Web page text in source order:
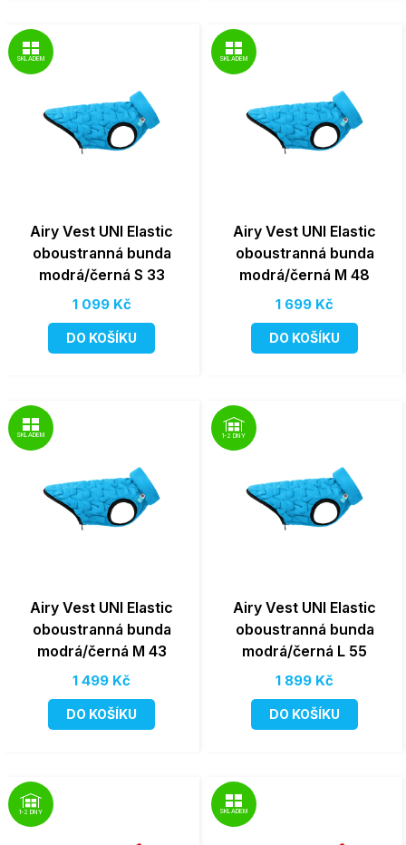
SKLADEM
Airy Vest UNI Elastic
oboustranná bunda
modrá/černá S 33
1 099 Kč
DO KOŠÍKU
SKLADEM
Airy Vest UNI Elastic
oboustranná bunda
modrá/černá M 48
1 699 Kč
DO KOŠÍKU
SKLADEM
Airy Vest UNI Elastic
oboustranná bunda
modrá/černá M 43
1 499 Kč
DO KOŠÍKU
1-2 DNY
Airy Vest UNI Elastic
oboustranná bunda
modrá/černá L 55
1 899 Kč
DO KOŠÍKU
1-2 DNY SKLADEM